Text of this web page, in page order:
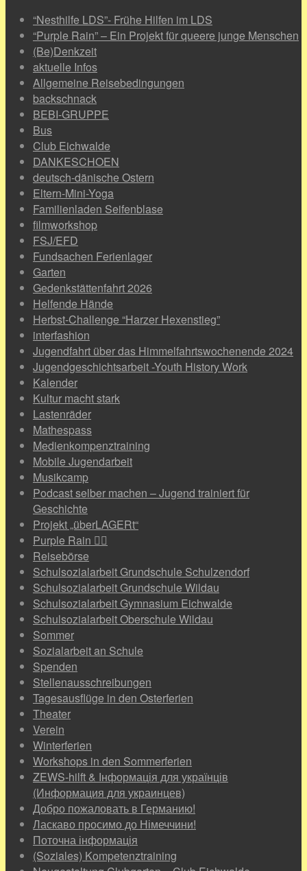
“Nesthilfe LDS”- Frühe Hilfen im LDS
“Purple Rain” – Ein Projekt für queere junge Menschen
(Be)Denkzeit
aktuelle Infos
Allgemeine Reisebedingungen
backschnack
BEBI-GRUPPE
Bus
Club Eichwalde
DANKESCHOEN
deutsch-dänische Ostern
Eltern-Mini-Yoga
Familienladen Seifenblase
filmworkshop
FSJ/EFD
Fundsachen Ferienlager
Garten
Gedenkstättenfahrt 2026
Helfende Hände
Herbst-Challenge “Harzer Hexenstieg”
interfashion
Jugendfahrt über das Himmelfahrtswochenende 2024
Jugendgeschichtsarbeit -Youth History Work
Kalender
Kultur macht stark
Lastenräder
Mathespass
Medienkompenztraining
Mobile Jugendarbeit
Musikcamp
Podcast selber machen – Jugend trainiert für
Geschichte
Projekt „überLAGERt“
Purple Rain 🏳️‍🌈
Reisebörse
Schulsozialarbeit Grundschule Schulzendorf
Schulsozialarbeit Grundschule Wildau
Schulsozialarbeit Gymnasium Eichwalde
Schulsozialarbeit Oberschule Wildau
Sommer
Sozialarbeit an Schule
Spenden
Stellenausschreibungen
Tagesausflüge in den Osterferien
Theater
Verein
Winterferien
Workshops in den Sommerferien
ZEWS-hilft & Інформація для українців
(Информация для украинцев)
Добро пожаловать в Германию!
Ласкаво просимо до Німеччини!
Поточна інформація
(Soziales) Kompetenztraining